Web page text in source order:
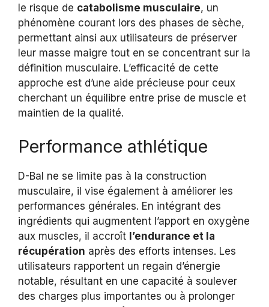
le risque de catabolisme musculaire, un
phénomène courant lors des phases de sèche,
permettant ainsi aux utilisateurs de préserver
leur masse maigre tout en se concentrant sur la
définition musculaire. L’efficacité de cette
approche est d’une aide précieuse pour ceux
cherchant un équilibre entre prise de muscle et
maintien de la qualité.
Performance athlétique
D-Bal ne se limite pas à la construction
musculaire, il vise également à améliorer les
performances générales. En intégrant des
ingrédients qui augmentent l’apport en oxygène
aux muscles, il accroît l’endurance et la
récupération après des efforts intenses. Les
utilisateurs rapportent un regain d’énergie
notable, résultant en une capacité à soulever
des charges plus importantes ou à prolonger